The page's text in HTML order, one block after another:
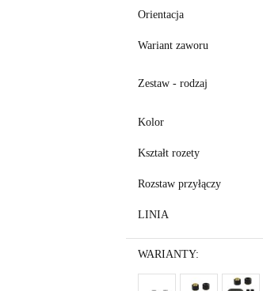
Orientacja
Wariant zaworu
Zestaw - rodzaj
Kolor
Kształt rozety
Rozstaw przyłączy
LINIA
WARIANTY: